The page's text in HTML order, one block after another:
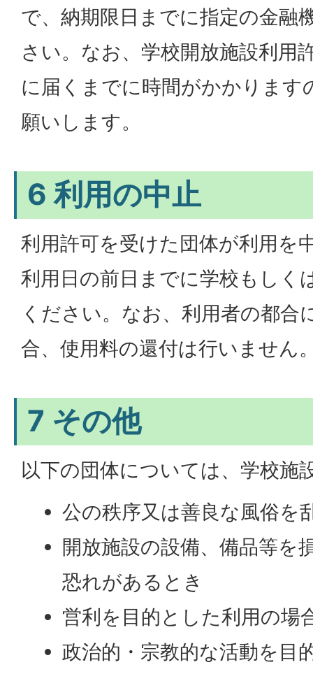
で、納期限日までに指定の金融
さい。なお、学校開放施設利用
に届くまでに時間がかかります
願いします。
6 利用の中止
利用許可を受けた団体が利用を
利用日の前日までに学校もしく
ください。なお、利用者の都合
合、使用料の還付は行いません
7 その他
以下の団体については、学校施
公の秩序又は善良な風俗を
開放施設の設備、備品等を
恐れがあるとき
営利を目的とした利用の場
政治的・宗教的な活動を目